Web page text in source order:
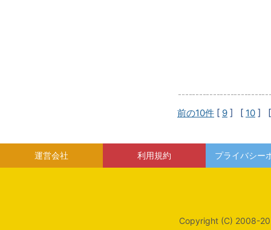
前の10件 [ 9 ] [ 10 ]
運営会社 利用規約 プライバシー
Copyright (C) 2008-